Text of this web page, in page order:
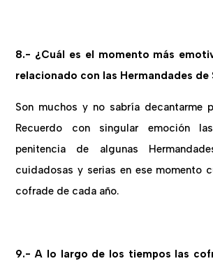
8.- ¿Cuál es el momento más
relacionado con las Hermandades de
Son muchos y no sabría decantarme
Recuerdo con singular emoción
penitencia de algunas
cuidadosas y serias en ese momento
cofrade de cada año.
9.- A lo largo de los tiempos las